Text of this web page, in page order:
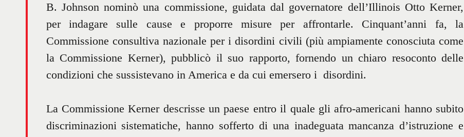
B. Johnson nominò una commissione, guidata dal governatore dell’Illinois Otto Kerner,
per indagare sulle cause e proporre misure per affrontarle. Cinquant’anni fa, la
Commissione consultiva nazionale per i disordini civili (più ampiamente conosciuta come
la Commissione Kerner), pubblicò il suo rapporto, fornendo un chiaro resoconto delle
condizioni che sussistevano in America e da cui emersero i disordini.
La Commissione Kerner descrisse un paese entro il quale gli afro-americani hanno subito
discriminazioni sistematiche, hanno sofferto di una inadeguata mancanza d’istruzione e